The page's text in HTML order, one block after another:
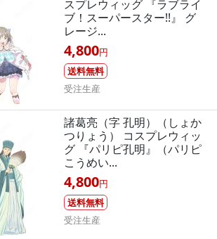
スプレウィッグ 『ラブライ
ブ！スーパースター!!』 グ
レージ...
4,800円
送料無料
受注生産
諸葛亮（字 孔明）（しょか
つりょう） コスプレウィッ
グ 『パリピ孔明』（パリピ
こうめい...
4,800円
送料無料
受注生産